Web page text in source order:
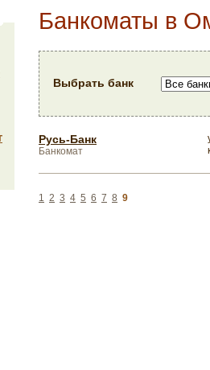
Банкоматы в
Выбрать банк
Русь-Банк
Банкомат
1 2 3 4 5 6 7 8 9